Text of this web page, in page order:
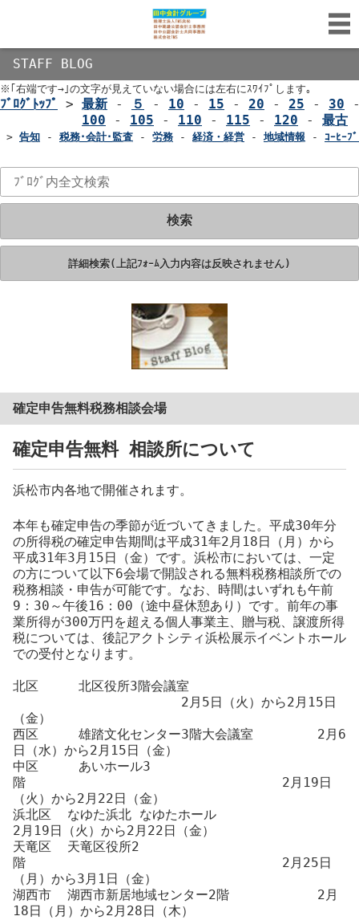
STAFF BLOG
※｢右端です→｣の文字が見えていない場合には左右にｽﾜｲﾌﾟします｡
ﾌﾞﾛｸﾞﾄｯﾌﾟ > 最新 - ５ - 10 - 15 - 20 - 25 - 30
100 - 105 - 110 - 115 - 120 - 最古
> 告知 - 税務･会計･監査 - 労務 - 経済・経営 - 地域情報 - ｺｰﾋｰﾌ
検索
詳細検索(上記ﾌｫｰﾑ入力内容は反映されません)
確定申告無料税務相談会場
確定申告無料 相談所について
浜松市内各地で開催されます。
本年も確定申告の季節が近づいてきました。平成30年分
の所得税の確定申告期間は平成31年2月 18 日（月）から
平成31年3月 15 日（金）です。浜松市においては、一定
の方について以下6会場で開設される無料税務相談所での
税務相談・申告が可能です。なお、時間はいずれも午前
9 ： 30 ～午後16 ： 00 （途中昼休憩あり）です。前年の事
業所得が300万円を超える個人事業主、贈与税、譲渡所得
税については、後記アクトシティ浜松展示イベントホール
での受付となります。
北区 北区役所3階会議室
2月 5 日（火）から2月 15 日
（金）
西区
雄踏文化センター3階大会議室 2月 6
日（水）から2月 15 日（金）
中区
あいホール3
階 2月 19 日
（火）から2月 22 日（金）
浜北区
なゆた浜北 なゆたホール
2月 19 日（火）から2月 22 日（金）
天竜区
天竜区役所2
階 2月 25 日
（月）から3月 1 日（金）
湖西市
湖西市新居地域センター2階 2月
18 日（月）から2月 28 日（木）